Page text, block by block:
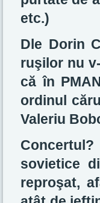
etc.)
Dle Dorin
ruşilor nu
că în
ordinul
Valeriu
sovietice
reproşat,